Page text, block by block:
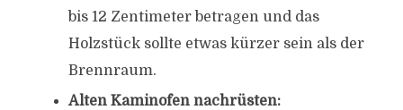
bis 12 Zentimeter betragen und das
Holzstück sollte etwas kürzer sein als der
Brennraum.
Alten Kaminofen nachrüsten: